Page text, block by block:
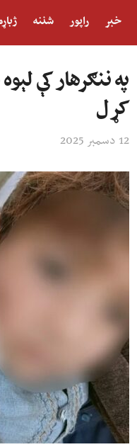
خبر راپور شننه
په ننګرهار کې
کړل
12 دسمبر 2025